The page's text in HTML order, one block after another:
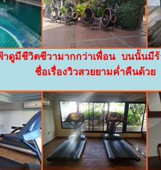
าดูมีชีวิตชีวามากกว่าเพื่อน บนนั้น
ชื่อเรื่องวิวสวยยามค่ำคืนด้ว